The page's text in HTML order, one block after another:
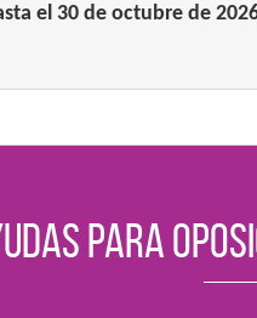
el 30 de octubre de
para